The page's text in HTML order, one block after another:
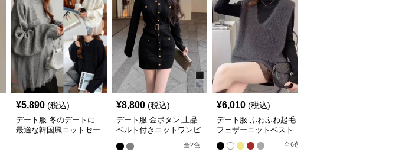
¥5,890 (税込)
デート服 冬のデートに
最適な韓国風ニットセー
¥8,800 (税込)
デート服 金ボタン,上品
ベルト付きニットワンピ
全2色
¥6,010 (税込)
デート服 ふわふわ起毛
フェザーニットベスト
全6色